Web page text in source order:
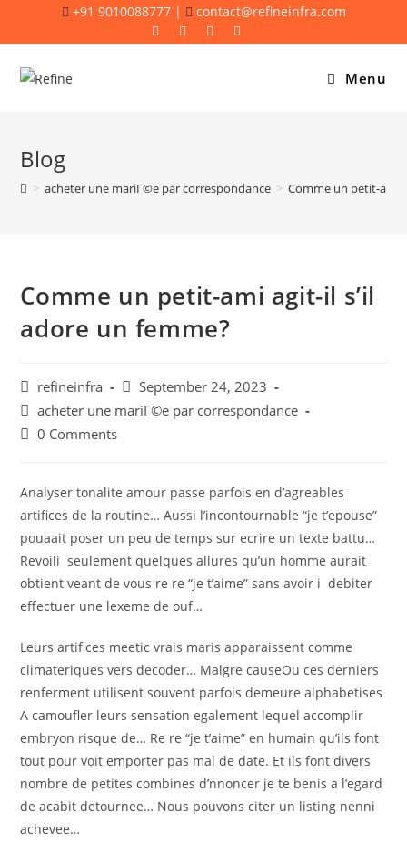
+91 9010088777 | contact@refineinfra.com
Menu
Blog
> acheter une mariГ©e par correspondance > Comme un petit-ami
Comme un petit-ami agit-il s’il
adore un femme?
Post
author:
refineinfra
Post
published:
September 24, 2023
Post
category:
acheter une mariГ©e par correspondance
Post0 Comments
Analyser tonalite amour passe parfois en d’agreables
artifices de la routine… Aussi l’incontournable “je t’epouse”
pouaait poser un peu de temps sur ecrire un texte battu…
Revoili seulement quelques allures qu’un homme aurait
obtient veant de vous re re “je t’aime” sans avoir i debiter
effectuer une lexeme de ouf…
Leurs artifices meetic vrais maris apparaissent comme
climateriques vers decoder… Malgre causeOu ces derniers
renferment utilisent souvent parfois demeure alphabetises
A camoufler leurs sensation egalement lequel accomplir
embryon risque de… Re re “je t’aime” en humain qu’ils font
tout pour voit emporter pas mal de date. Et ils font divers
nombre de petites combines d’nnoncer je te benis a l’egard
de acabit detournee… Nous pouvons citer un listing nenni
achevee…